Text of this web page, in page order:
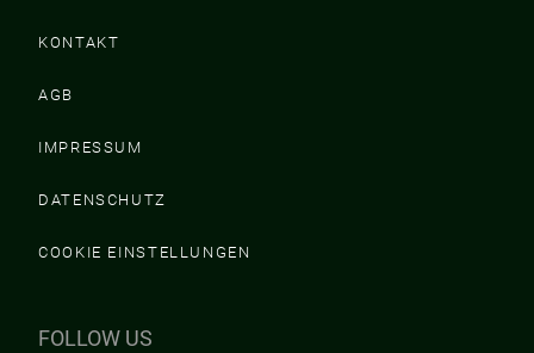
KONTAKT
AGB
IMPRESSUM
DATENSCHUTZ
COOKIE EINSTELLUNGEN
FOLLOW US